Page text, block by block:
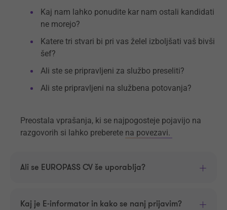
Kaj nam lahko ponudite kar nam ostali kandidati
ne morejo?
Katere tri stvari bi pri vas želel izboljšati vaš bivši
šef?
Ali ste se pripravljeni za službo preseliti?
Ali ste pripravljeni na službena potovanja?
Preostala vprašanja, ki se najpogosteje pojavijo na
razgovorih si lahko preberete na povezavi.
Ali se EUROPASS CV še uporablja?
Kaj je E-informator in kako se nanj prijavim?